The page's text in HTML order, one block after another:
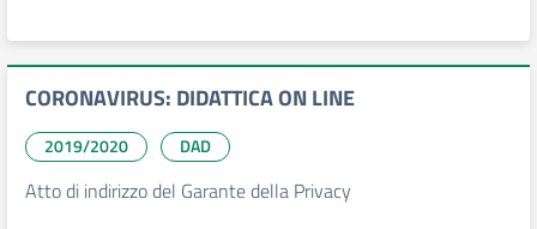
CORONAVIRUS: DIDATTICA ON LINE
2019/2020 DAD
Atto di indirizzo del Garante della Privacy